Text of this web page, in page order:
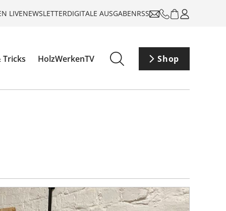
LIVENEWSLETTERDIGITALE AUSGABENRSS
Tricks HolzWerkenTV Shop